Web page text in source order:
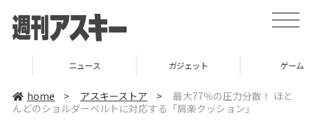
t
o
e
v
ガジェット
home > アスキーストア >
最大77％の圧力分散！ ほと
んどのショルダーベルトに対応する「肩楽クッション」